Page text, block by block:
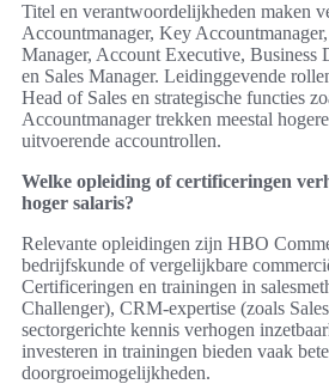
Titel en verantwoordelijkheden maken
Accountmanager, Key
Manager, Account Executive, Business
en Sales Manager. Leidinggevende
Head of Sales en strategische functies
Accountmanager trekken meestal
uitvoerende accountrollen.
Welke opleiding of certificeringen
hoger salaris?
Relevante opleidingen zijn HBO
bedrijfskunde of vergelijkbare
Certificeringen en trainingen in
Challenger), CRM-expertise (zoals
sectorgerichte kennis verhogen
investeren in trainingen bieden vaak
doorgroeimogelijkheden.